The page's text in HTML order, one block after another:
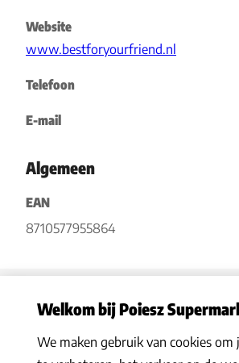
Website
www.bestforyourfriend.nl
Telefoon
E-mail
Algemeen
EAN
8710577955864
Privacy statement|Algemene voorwaarden |
Welkom bij Poiesz
We maken gebruik van cookies